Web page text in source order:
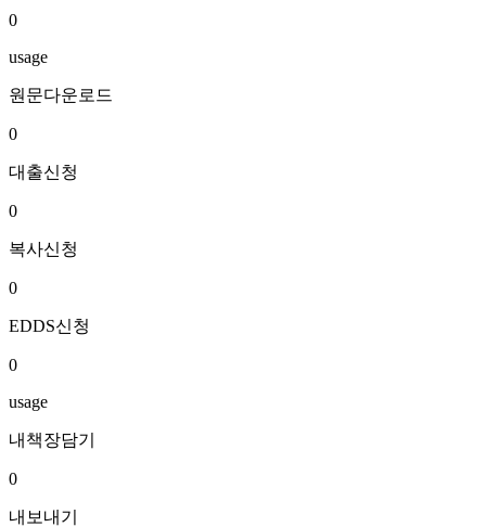
0
usage
원문다운로드
0
대출신청
0
복사신청
0
EDDS신청
0
usage
내책장담기
0
내보내기